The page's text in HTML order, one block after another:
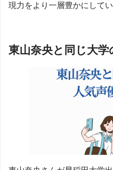
現力をより一層豊かにして
東山奈央と同じ大学